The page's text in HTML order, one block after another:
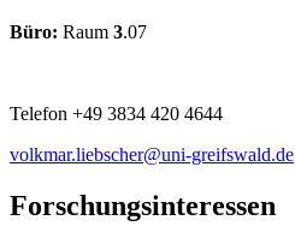
Büro: Raum 3.07
Telefon +49 3834 420 4644
volkmar.liebscher@uni-greifswald.de
Forschungsinteressen